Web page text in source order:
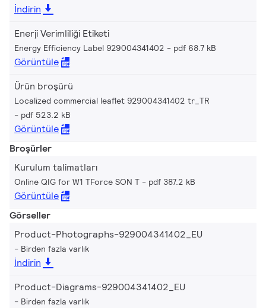
İndirin
Enerji Verimliliği Etiketi
Energy Efficiency Label 929004341402 pdf 68.7 kB
Görüntüle
Ürün broşürü
Localized commercial leaflet 929004341402 tr_TR
pdf 523.2 kB
Görüntüle
Broşürler
Kurulum talimatları
Online QIG for W1 TForce SON T pdf 387.2 kB
Görüntüle
Görseller
Product-Photographs-929004341402_EU
Birden fazla varlık
İndirin
Product-Diagrams-929004341402_EU
Birden fazla varlık